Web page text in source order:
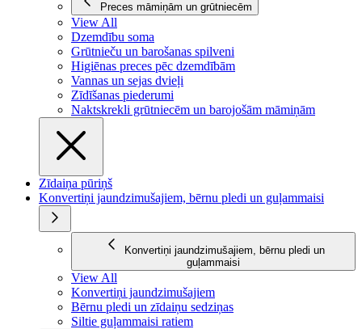
Preces māmiņām un grūtniecēm
View All
Dzemdību soma
Grūtnieču un barošanas spilveni
Higiēnas preces pēc dzemdībām
Vannas un sejas dvieļi
Zīdīšanas piederumi
Naktskrekli grūtniecēm un barojošām māmiņām
Zīdaiņa pūriņš
Konvertiņi jaundzimušajiem, bērnu pledi un guļammaisi
Konvertiņi jaundzimušajiem, bērnu pledi un
guļammaisi
View All
Konvertiņi jaundzimušajiem
Bērnu pledi un zīdaiņu sedziņas
Siltie guļammaisi ratiem